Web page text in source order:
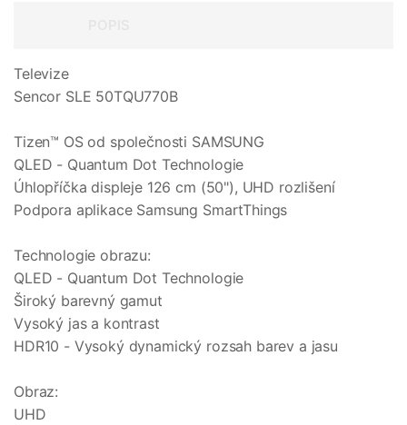
Televize
Sencor SLE 50TQU770B
Tizen™ OS od společnosti SAMSUNG
QLED - Quantum Dot Technologie
Úhlopříčka displeje 126 cm (50"), UHD rozlišení
Podpora aplikace Samsung SmartThings
Technologie obrazu:
QLED - Quantum Dot Technologie
Široký barevný gamut
Vysoký jas a kontrast
HDR10 - Vysoký dynamický rozsah barev a jasu
Obraz:
UHD